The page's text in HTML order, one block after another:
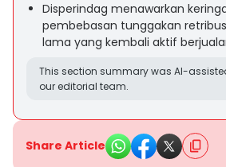
Disperindag menawarkan
pembebasan tunggakan
lama yang kembali aktif
This section summary was AI-
our editorial team.
Share Article